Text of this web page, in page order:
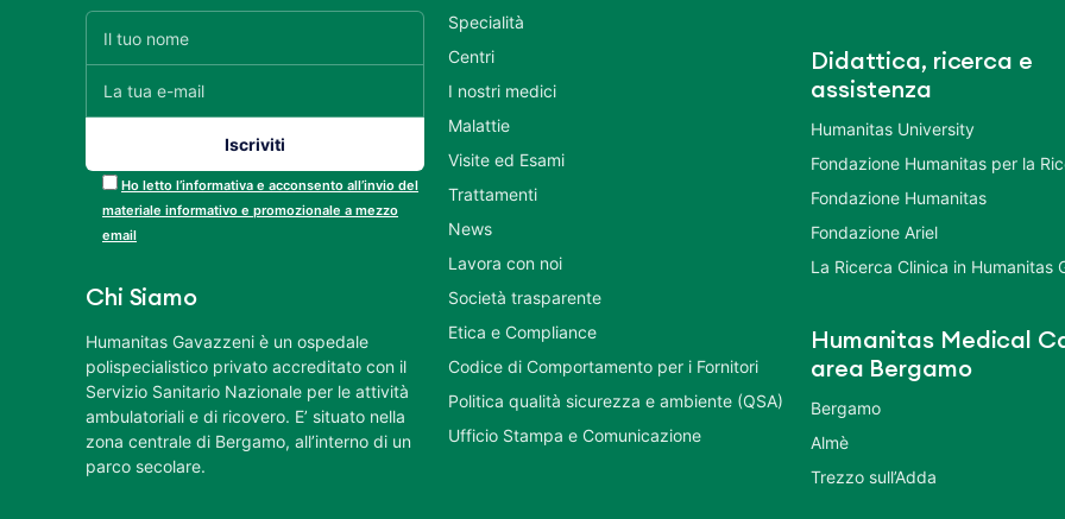
Ho letto l’informativa e acconsento all’invio del
materiale informativo e promozionale a mezzo
email
Chi Siamo
Humanitas Gavazzeni è un ospedale
polispecialistico privato accreditato con il
Servizio Sanitario Nazionale per le attività
ambulatoriali e di ricovero. E’ situato nella
zona centrale di Bergamo, all’interno di un
parco secolare.
Specialità
Centri
I nostri medici
Malattie
Visite ed Esami
Trattamenti
News
Lavora con noi
Società trasparente
Etica e Compliance
Codice di Comportamento per i Fornitori
Politica qualità sicurezza e ambiente (QSA)
Ufficio Stampa e Comunicazione
Didattica, ricerca e
assistenza
Humanitas University
Fondazione Humanitas per la
Fondazione Humanitas
Fondazione Ariel
La Ricerca Clinica in Humanitas
Humanitas Medical
area Bergamo
Bergamo
Almè
Trezzo sull’Adda